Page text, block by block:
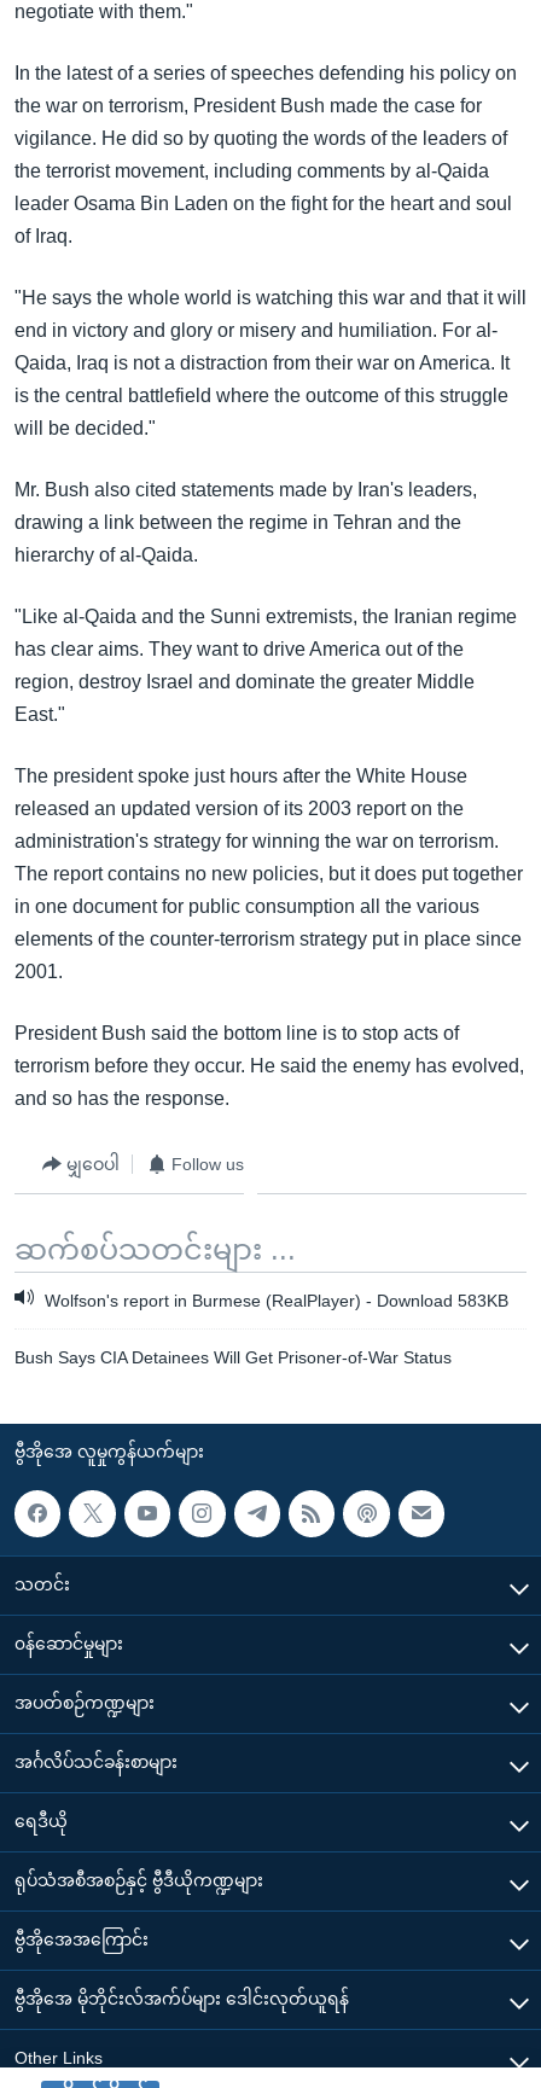
negotiate with them."
In the latest of a series of speeches defending his policy on
the war on terrorism, President Bush made the case for
vigilance. He did so by quoting the words of the leaders of
the terrorist movement, including comments by al-Qaida
leader Osama Bin Laden on the fight for the heart and soul
of Iraq.
"He says the whole world is watching this war and that it will
end in victory and glory or misery and humiliation. For al-
Qaida, Iraq is not a distraction from their war on America. It
is the central battlefield where the outcome of this struggle
will be decided."
Mr. Bush also cited statements made by Iran's leaders,
drawing a link between the regime in Tehran and the
hierarchy of al-Qaida.
"Like al-Qaida and the Sunni extremists, the Iranian regime
has clear aims. They want to drive America out of the
region, destroy Israel and dominate the greater Middle
East."
The president spoke just hours after the White House
released an updated version of its 2003 report on the
administration's strategy for winning the war on terrorism.
The report contains no new policies, but it does put together
in one document for public consumption all the various
elements of the counter-terrorism strategy put in place since
2001.
President Bush said the bottom line is to stop acts of
terrorism before they occur. He said the enemy has evolved,
and so has the response.
မျှဝေပါ Follow us
ဆက်စပ်သတင်းများ ...
Wolfson's report in Burmese (RealPlayer) - Download 583KB
Bush Says CIA Detainees Will Get Prisoner-of-War Status
ဗွီအိုအေ လူမှုကွန်ယက်များ
သတင်း
၀န်ဆောင်မှုများ
အပတ်စဉ်ကဏ္ဍများ
အင်္ဂလိပ်သင်ခန်းစာများ
ရေဒီယို
ရုပ်သံအစီအစဉ်နှင့် ဗွီဒီယိုကဏ္ဍများ
ဗွီအိုအေအကြောင်း
ဗွီအိုအေ မိုဘိုင်းလ်အက်ပ်များ ဒေါင်းလုတ်ယူရန်
Other Links